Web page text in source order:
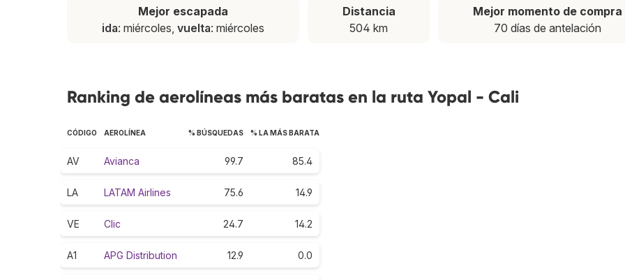
Mejor escapada
ida: miércoles, vuelta: miércoles
Distancia
504 km
Mejor momento de compra
70 días de antelación
Ranking de aerolíneas más baratas en la ruta Yopal - Cali
CÓDIGO AEROLÍNEA % BÚSQUEDAS % LA MÁS BARATA
AV Avianca 99.7 85.4
LA LATAM Airlines 75.6 14.9
VE Clic 24.7 14.2
A1 APG Distribution 12.9 0.0